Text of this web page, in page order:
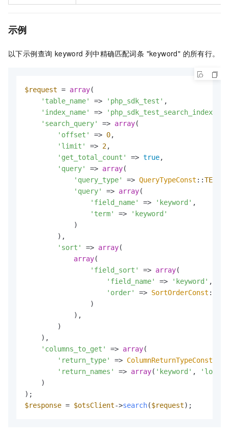
示例
以下示例查询 keyword 列中精确匹配词条 "keyword" 的所有行。
$request = array(
'table_name'
=> 'php_sdk_test' ,
'index_name'
=> 'php_sdk_test_search_index'
'search_query'
=> array(
'offset'
=> 0,
'limit'
=> 2,
'get_total_count'
=> true,
'query'
=> array(
'query_type'
=> QueryTypeConst ::
'query'
=> array(
'field_name'
=> 'keyword' ,
'term'
=>
'keyword'
            )
        ),
'sort'
=> array(
array(
'field_sort'
=> array(
'field_name'
=> 'keyword' ,
'order'
=> SortOrderConst ::
                )
            ),
        )
    ),
'columns_to_get'
=> array(
'return_type'
=> ColumnReturnTypeConst
'return_names'
=> array( 'keyword' , 'long'
    )
$response = $otsClient->search($request);